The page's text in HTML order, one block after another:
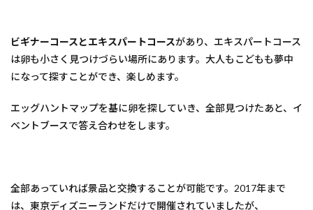
ビギナーコースとエキスパートコースがあり、エキスパートコース
は卵も小さく見つけづらい場所にあります。大人もこどもも夢中
になって探すことができ、楽しめます。
エッグハントマップを基に卵を探していき、全部見つけたあと、イ
ベントブースで答え合わせをします。
全部あっていれば景品と交換することが可能です。2017年まで
は、東京ディズニーランドだけで開催されていましたが、